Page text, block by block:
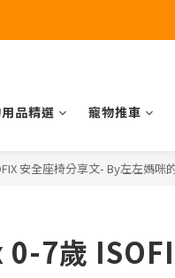
品精選 寵物推車
安全座椅分享文- By左左媽咪
7歲